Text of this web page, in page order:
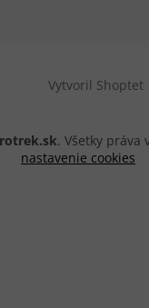
Vytvoril Shoptet
. Všetky práva
nastavenie cookies